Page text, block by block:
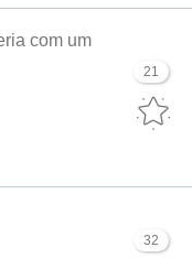
21
com um
32